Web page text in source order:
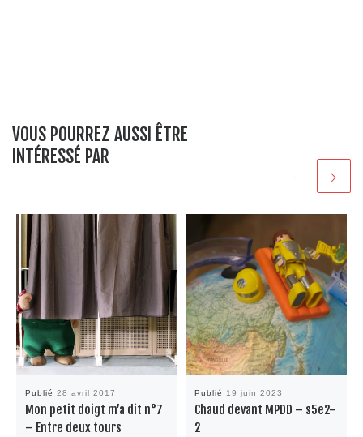
VOUS POURREZ AUSSI ÊTRE
INTÉRESSÉ PAR
Publié 28 avril 2017
Mon petit doigt m’a dit n°7
– Entre deux tours
Publié 19 juin 2023
Chaud devant MPDD – s5e2-
2